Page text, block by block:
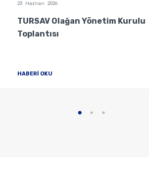
23 Haziran 2026
TURSAV Olağan Yönetim Kurulu
Toplantısı
HABERİ OKU